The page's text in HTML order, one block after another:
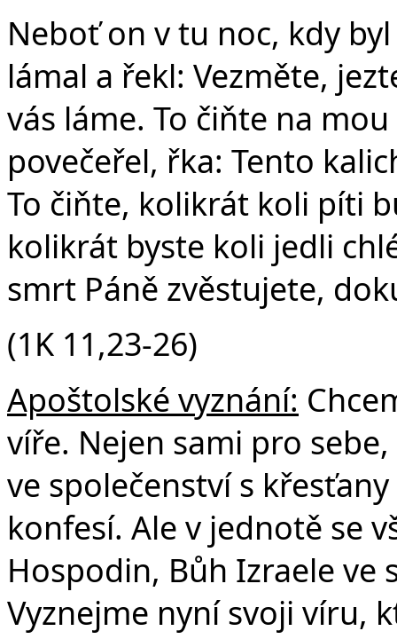
Neboť on v tu noc, kdy
lámal a řekl: Vezměte,
vás láme. To čiňte na
povečeřel, řka: Tento
To čiňte, kolikrát koli píti
kolikrát byste koli jedli
smrt Páně zvěstujete,
(1K 11,23-26)
Apoštolské vyznání:
víře. Nejen sami pro
ve společenství s
konfesí. Ale v jednotě se
Hospodin, Bůh Izraele ve
Vyznejme nyní svoji víru,